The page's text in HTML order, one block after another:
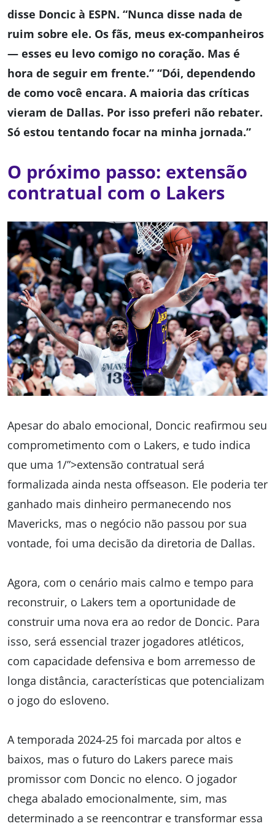
disse Doncic à ESPN. “Nunca disse nada de
ruim sobre ele. Os fãs, meus ex-companheiros
— esses eu levo comigo no coração. Mas é
hora de seguir em frente.” “Dói, dependendo
de como você encara. A maioria das críticas
vieram de Dallas. Por isso preferi não rebater.
Só estou tentando focar na minha jornada.”
O próximo passo: extensão
contratual com o Lakers
Apesar do abalo emocional, Doncic reafirmou seu
comprometimento com o Lakers, e tudo indica
que uma 1/”>extensão contratual será
formalizada ainda nesta offseason. Ele poderia ter
ganhado mais dinheiro permanecendo nos
Mavericks, mas o negócio não passou por sua
vontade, foi uma decisão da diretoria de Dallas.
Agora, com o cenário mais calmo e tempo para
reconstruir, o Lakers tem a oportunidade de
construir uma nova era ao redor de Doncic. Para
isso, será essencial trazer jogadores atléticos,
com capacidade defensiva e bom arremesso de
longa distância, características que potencializam
o jogo do esloveno.
A temporada 2024-25 foi marcada por altos e
baixos, mas o futuro do Lakers parece mais
promissor com Doncic no elenco. O jogador
chega abalado emocionalmente, sim, mas
determinado a se reencontrar e transformar essa